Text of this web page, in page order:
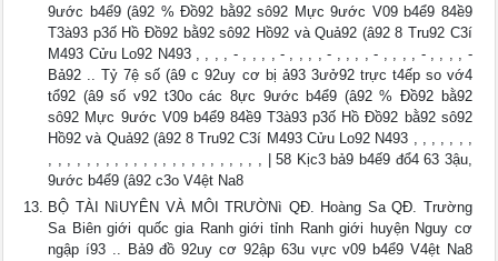
9ước b4ể9 (â92 % Đồ92 bằ92 sô92 Mực 9ước V09 b4ể9 84ề9
T3à93 p3ố Hồ Đồ92 bằ92 sô92 Hồ92 và Quả92 (â92 8 Tru92 C3í
M493 Cửu Lo92 N493 , , , , - , , , , - , , , , - , , , , - , , , , - , , , , -
Bả92 .. Tỷ 7ệ số (â9 c 92uy cơ bị ả93 3ưở92 trực t4ếp so vớ4
tổ92 (â9 số v92 t30o các 8ực 9ước b4ể9 (â92 % Đồ92 bằ92
sô92 Mực 9ước V09 b4ể9 84ề9 T3à93 p3ố Hồ Đồ92 bằ92 sô92
Hồ92 và Quả92 (â92 8 Tru92 C3í M493 Cửu Lo92 N493 , , , , , , ,
, , , , , , , , , , , , , , , , , , , , , , , | 58 Kịc3 bả9 b4ế9 đổ4 63 3ậu,
9ước b4ể9 (â92 c3o V4ệt Na8
BỘ TÀI NìUYÊN VÀ MÔI TRƯỜNì QĐ. Hoàng Sa QĐ. Trường
Sa Biên giới quốc gia Ranh giới tỉnh Ranh giới huyện Nguy cơ
ngập í93 .. Bả9 đồ 92uy cơ 92ập 63u vực v09 b4ể9 V4ệt Na8